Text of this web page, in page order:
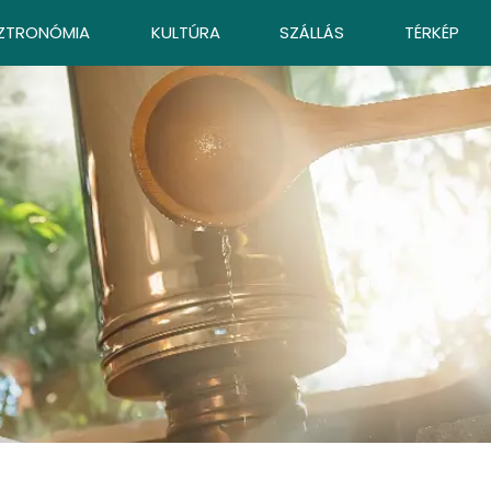
KULTÚRA SZÁLLÁS TÉRKÉP